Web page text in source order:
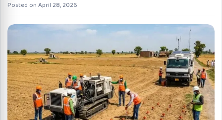
Posted onApril 28, 2026